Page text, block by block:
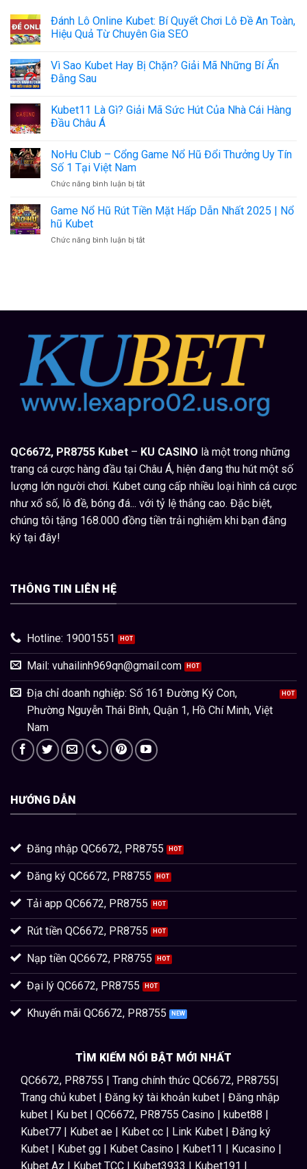
Đánh Lô Online Kubet: Bí Quyết Chơi Lô Đề An Toàn,
Hiệu Quả Từ Chuyên Gia SEO
Vì Sao Kubet Hay Bị Chặn? Giải Mã Những Bí Ẩn
Đằng Sau
Kubet11 Là Gì? Giải Mã Sức Hút Của Nhà Cái Hàng
Đầu Châu Á
NoHu Club – Cổng Game Nổ Hũ Đổi Thưởng Uy Tín
Số 1 Tại Việt Nam
Chức năng bình luận bị tắtở
Club
Game
Tín
1
Tại
Việt
Nam
Game Nổ Hũ Rút Tiền Mặt Hấp Dẫn Nhất 2025 | Nổ
hũ Kubet
Chức năng bình luận bị tắtở
Mặt
Dẫn
Nhất
2025
Nổ
Kubet
QC6672, PR8755 Kubet – KU CASINO là một trong những
trang cá cược hàng đầu tại Châu Á, hiện đang thu hút một số
lượng lớn người chơi. Kubet cung cấp nhiều loại hình cá cược
như xổ số, lô đề, bóng đá... với tỷ lệ thắng cao. Đặc biệt,
chúng tôi tặng 168.000 đồng tiền trải nghiệm khi bạn đăng
ký tại đây!
THÔNG TIN LIÊN HỆ
Hotline: 19001551
Mail: vuhailinh969qn@gmail.com
Địa chỉ doanh nghiệp: Số 161 Đường Ký Con,
Phường Nguyễn Thái Bình, Quận 1, Hồ Chí Minh, Việt
Nam
HƯỚNG DẪN
Đăng nhập QC6672, PR8755
Đăng ký QC6672, PR8755
Tải app QC6672, PR8755
Rút tiền QC6672, PR8755
Nạp tiền QC6672, PR8755
Đại lý QC6672, PR8755
Khuyến mãi QC6672, PR8755
TÌM KIẾM NỔI BẬT MỚI NHẤT
QC6672, PR8755 | Trang chính thức QC6672, PR8755|
Trang chủ kubet | Đăng ký tài khoản kubet | Đăng nhập
kubet | Ku bet | QC6672, PR8755 Casino | kubet88 |
Kubet77 | Kubet ae | Kubet cc | Link Kubet | Đăng ký
Kubet | Kubet gg | Kubet Casino | Kubet11 | Kucasino |
Kubet Az | Kubet TCC | Kubet3933 | Kubet191 |